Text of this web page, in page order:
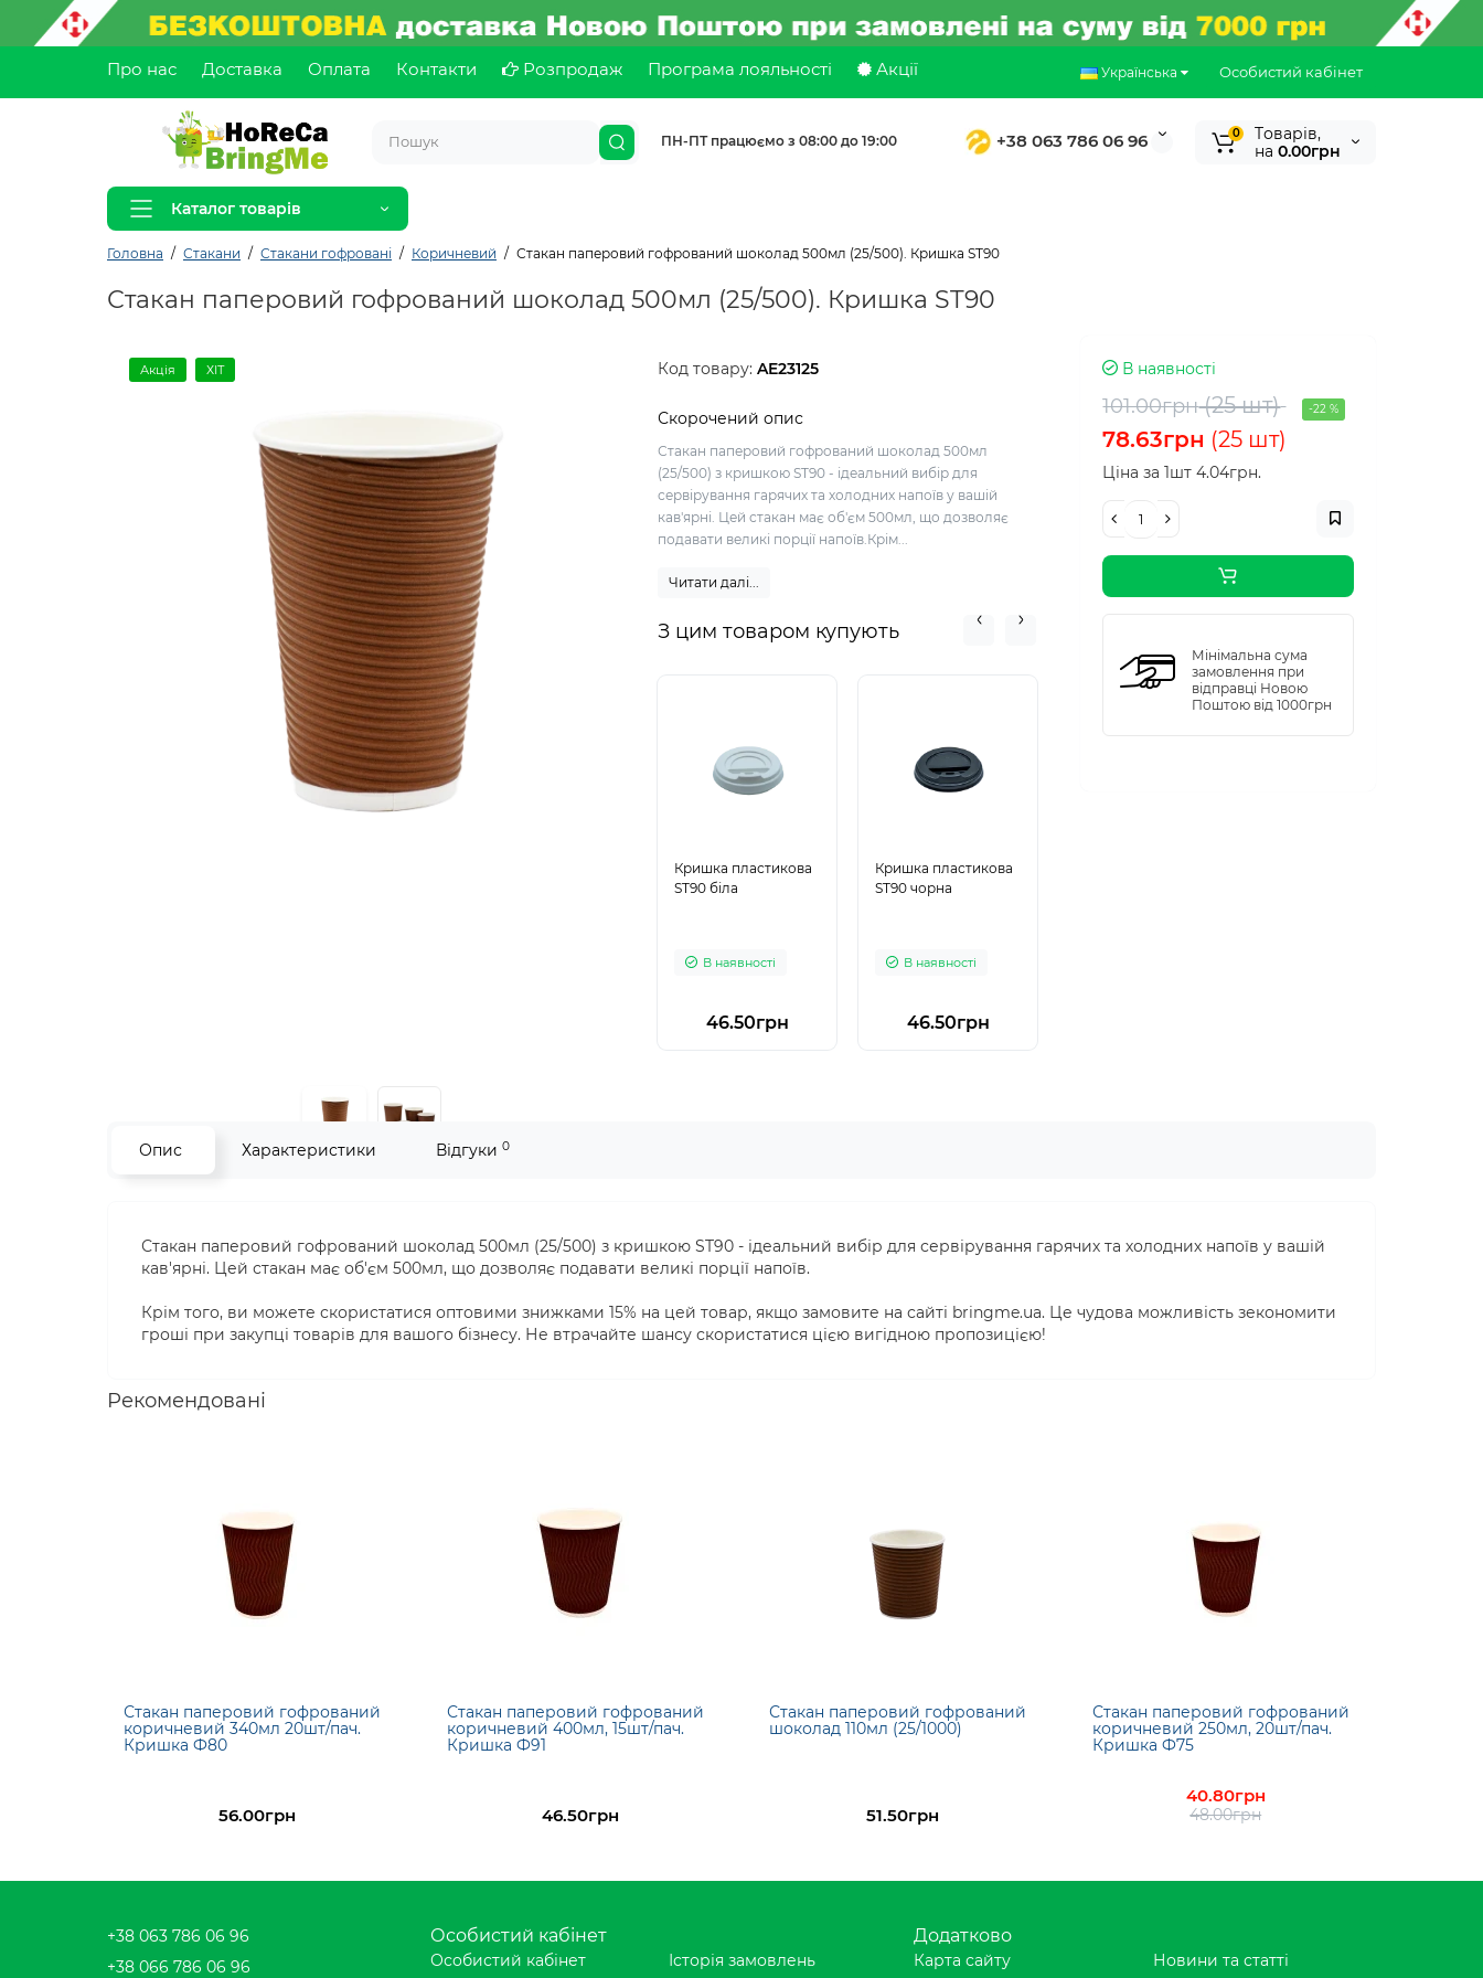
Про нас Доставка Оплата Контакти Розпродаж Програма лояльності Акції Особистий кабінет
Українська
ПН-ПТ працюємо з 08:00 до 19:00 +38 063 786 06 96 0
Tоварів,
на 0.00грн
Каталог товарів
Головна Стакани Стакани гофровані Коричневий Стакан паперовий гофрований шоколад 500мл (25/500). Кришка ST90
Стакан паперовий гофрований шоколад 500мл (25/500). Кришка ST90
Акція ХІТ Код товару:AE23125
Скорочений опис
Стакан паперовий гофрований шоколад 500мл
(25/500) з кришкою ST90 - ідеальний вибір для
сервірування гарячих та холодних напоїв у вашій
кав'ярні. Цей стакан має об'єм 500мл, що дозволяє
подавати великі порції напоїв.Крім...
Читати далі...
З цим товаром купують
Кришка пластикова
ST90 біла
В наявності
46.50грн
Кришка пластикова
ST90 чорна
В наявності
46.50грн
В наявності
101.00грн(25 шт) -22 %
78.63грн (25 шт)
Ціна за 1шт 4.04грн.
Мінімальна сума
замовлення при
відправці Новою
Поштою від 1000грн
Опис Характеристики Відгуки 0
Стакан паперовий гофрований шоколад 500мл (25/500) з кришкою ST90 - ідеальний вибір для сервірування гарячих та холодних напоїв у вашій
кав'ярні. Цей стакан має об'єм 500мл, що дозволяє подавати великі порції напоїв.
Крім того, ви можете скористатися оптовими знижками 15% на цей товар, якщо замовите на сайті bringme.ua. Це чудова можливість зекономити
гроші при закупці товарів для вашого бізнесу. Не втрачайте шансу скористатися цією вигідною пропозицією!
Рекомендовані
Стакан паперовий гофрований
коричневий 340мл 20шт/пач.
Кришка Ф80
56.00грн
Стакан паперовий гофрований
коричневий 400мл, 15шт/пач.
Кришка Ф91
46.50грн
Стакан паперовий гофрований
шоколад 110мл (25/1000)
51.50грн
Стакан паперовий гофрований
коричневий 250мл, 20шт/пач.
Кришка Ф75
40.80грн
48.00грн
+38 063 786 06 96
+38 066 786 06 96
Особистий кабінет
Особистий кабінет Історія замовлень
Додатково
Карта сайту Новини та статті